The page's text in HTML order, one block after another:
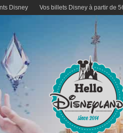
Disney Vos billets Disney à partir de